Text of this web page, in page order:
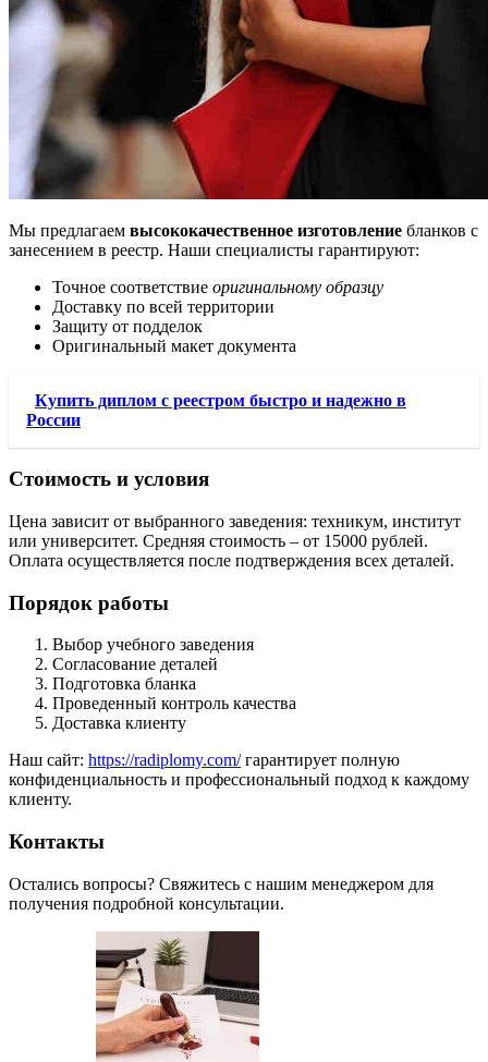
Мы предлагаем высококачественное изготовление бланков с
занесением в реестр. Наши специалисты гарантируют:
Точное соответствие оригинальному образцу
Доставку по всей территории
Защиту от подделок
Оригинальный макет документа
Купить диплом с реестром быстро и надежно в
России
Стоимость и условия
Цена зависит от выбранного заведения: техникум, институт
или университет. Средняя стоимость – от 15000 рублей.
Оплата осуществляется после подтверждения всех деталей.
Порядок работы
Выбор учебного заведения
Согласование деталей
Подготовка бланка
Проведенный контроль качества
Доставка клиенту
Наш сайт: https://radiplomy.com/гарантирует полную
конфиденциальность и профессиональный подход к каждому
клиенту.
Контакты
Остались вопросы? Свяжитесь с нашим менеджером для
получения подробной консультации.